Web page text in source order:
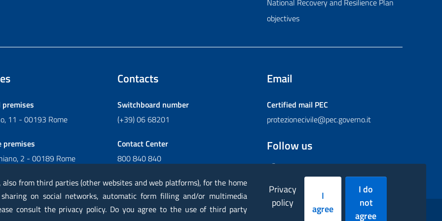
objectives
11 - 00193 Rome
premises
2 - 00189 Rome
Contacts
Switchboard number
(+39) 06 68201
Contact Center
800 840 840
Email
Certified mail PEC
protezionecivile@pec.governo.it
Follow us
FacebookInstagram
TwitterYouTubeFlickr
from third parties (other websites and web platforms), for the home
on social networks, automatic form filling and/or multimedia
consult the privacy policy. Do you agree to the use of third party
Privacy
policy
I
agree
I do
not
agree